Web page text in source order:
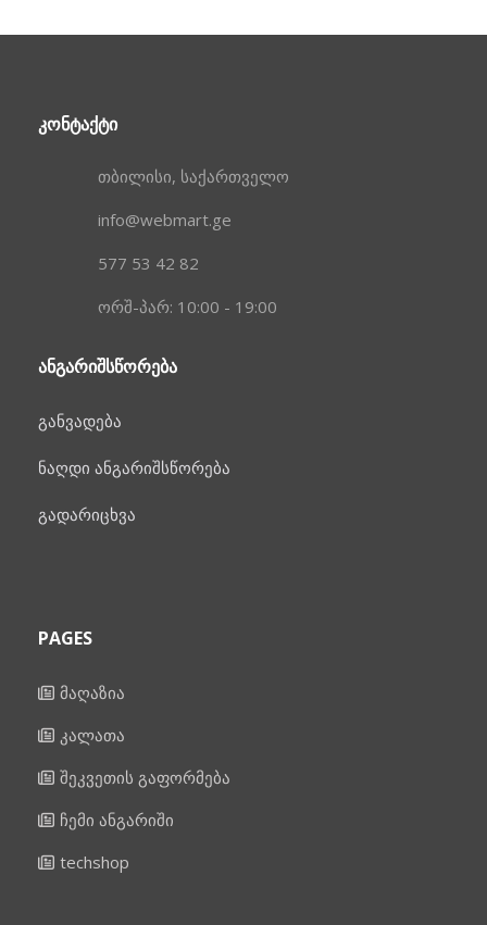
ᲙᲝᲜᲢᲐᲥᲢᲘ
თბილისი, საქართველო
info@webmart.ge
577 53 42 82
ორშ-პარ: 10:00 - 19:00
ᲐᲜᲒᲐᲠᲘᲨᲡᲬᲝᲠᲔᲑᲐ
განვადება
ნაღდი ანგარიშსწორება
გადარიცხვა
PAGES
მაღაზია
კალათა
შეკვეთის გაფორმება
ჩემი ანგარიში
techshop